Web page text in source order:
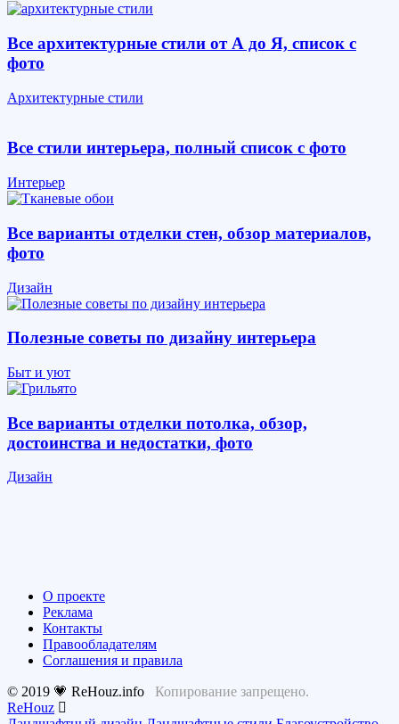
Все архитектурные стили от А до Я, список с
фото
Архитектурные стили
Все стили интерьера, полный список с фото
Интерьер
Все варианты отделки стен, обзор материалов,
фото
Дизайн
Полезные советы по дизайну интерьера
Быт и уют
Все варианты отделки потолка, обзор,
достоинства и недостатки, фото
Дизайн
О проекте
Реклама
Контакты
Правообладателям
Соглашения и правила
© 2019 💗 ReHouz.info Копирование запрещено.
ReHouz